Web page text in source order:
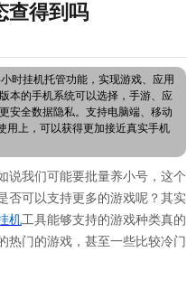
查得到吗
时挂机托管功能，实现游戏、应用
本的手机系统可以选择，手游、应
安全数据隐私。支持电脑端、移动
用上，可以获得更加接近真实手机
说我们可能要批量养小号，这个
否可以支持更多的游戏呢？其实
机工具能够支持的游戏种类真的
热门的游戏，甚至一些比较冷门